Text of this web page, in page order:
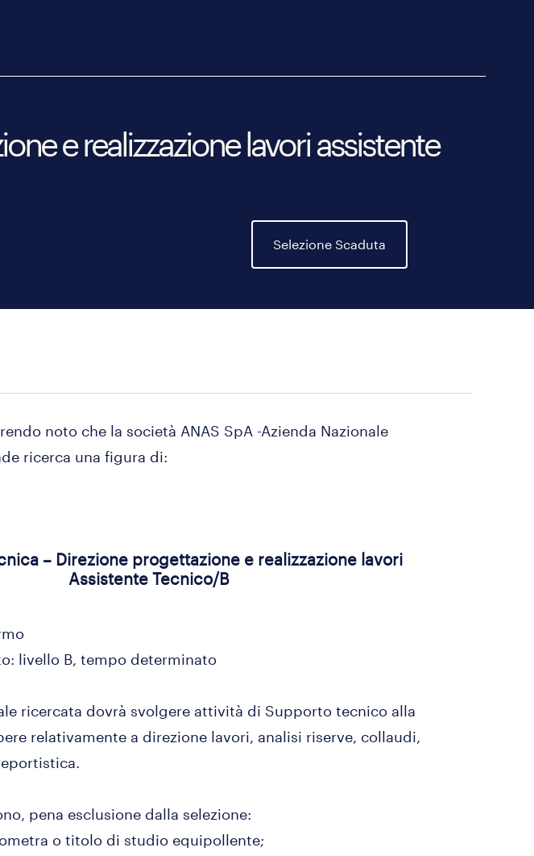
e realizzazione lavori assistente
Selezione Scaduta
noto che la società ANAS SpA -Azienda Nazionale
ricerca una figura di:
– Direzione progettazione e realizzazione lavori
Assistente Tecnico/B
livello B, tempo determinato
ricercata dovrà svolgere attività di Supporto tecnico alla
relativamente a direzione lavori, analisi riserve, collaudi,
pena esclusione dalla selezione:
o titolo di studio equipollente;